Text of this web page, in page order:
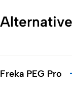
Freka PEG Pro